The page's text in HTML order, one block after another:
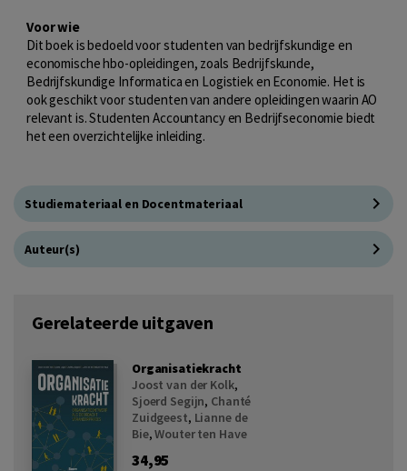
Voor wie
Dit boek is bedoeld voor studenten van bedrijfskundige en
economische hbo-opleidingen, zoals Bedrijfskunde,
Bedrijfskundige Informatica en Logistiek en Economie. Het is
ook geschikt voor studenten van andere opleidingen waarin AO
relevant is. Studenten Accountancy en Bedrijfseconomie biedt
het een overzichtelijke inleiding.
Studiemateriaal en Docentmateriaal
Auteur(s)
Gerelateerde uitgaven
Organisatiekracht
Joost van der Kolk,
Sjoerd Segijn, Chanté
Zuidgeest, Lianne de
Bie,Wouter ten Have
34,95